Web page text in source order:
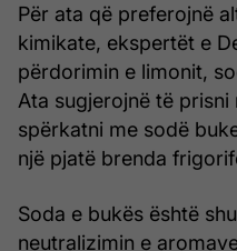
Për ata që preferojnë
kimikate, ekspertët e
përdorimin e limonit,
Ata sugjerojnë të prisni
spërkatni me sodë
një pjatë brenda
Soda e bukës është
neutralizimin e